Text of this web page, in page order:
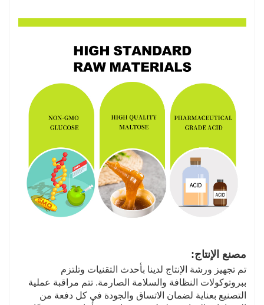
مصنع الإنتاج:
تم تجهيز ورشة الإنتاج لدينا بأحدث التقنيات وتلتزم
ببروتوكولات النظافة والسلامة الصارمة. تتم مراقبة عملية
التصنيع بعناية لضمان الاتساق والجودة في كل دفعة من